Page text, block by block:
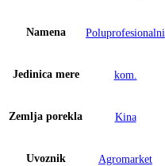
Namena Poluprofesionalni
Jedinica mere kom.
Zemlja porekla Kina
Uvoznik Agromarket